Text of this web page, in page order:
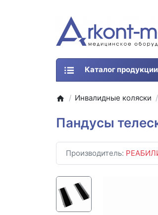
Каталог продукции
Инвалидные коляски
Пандусы
Производитель: